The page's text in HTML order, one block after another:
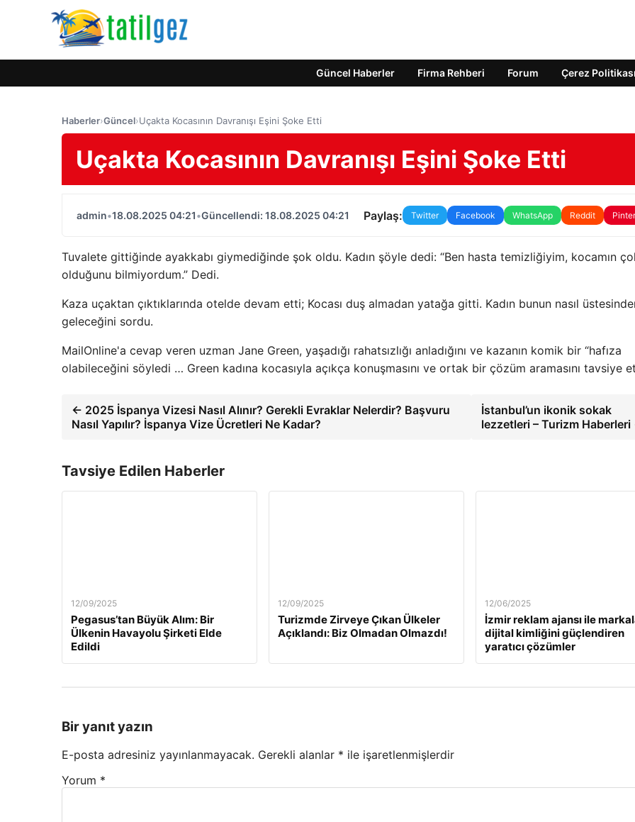
Güncel Haberler Firma Rehberi Forum Çerez Politikası
Haberler›Güncel›Uçakta Kocasının Davranışı Eşini Şoke Etti
Uçakta Kocasının Davranışı Eşini Şoke Etti
admin•18.08.2025 04:21•Güncellendi: 18.08.2025 04:21 Paylaş: Twitter Facebook WhatsApp Reddit
Tuvalete gittiğinde ayakkabı giymediğinde şok oldu. Kadın şöyle dedi: “Ben hasta temizliğiyim, kocamın
olduğunu bilmiyordum.” Dedi.
Kaza uçaktan çıktıklarında otelde devam etti; Kocası duş almadan yatağa gitti. Kadın bunun nasıl
geleceğini sordu.
MailOnline'a cevap veren uzman Jane Green, yaşadığı rahatsızlığı anladığını ve kazanın komik bir “hafıza
olabileceğini söyledi … Green kadına kocasıyla açıkça konuşmasını ve ortak bir çözüm aramasını tavsiye
← 2025 İspanya Vizesi Nasıl Alınır? Gerekli Evraklar Nelerdir? Başvuru
Nasıl Yapılır? İspanya Vize Ücretleri Ne Kadar?
İstanbul’un ikonik sokak
lezzetleri – Turizm
Tavsiye Edilen Haberler
12/09/2025
Pegasus’tan Büyük Alım: Bir
Ülkenin Havayolu Şirketi Elde
Edildi
12/09/2025
Turizmde Zirveye Çıkan Ülkeler
Açıklandı: Biz Olmadan Olmazdı!
12/06/2025
İzmir reklam ajansı ile
dijital kimliğini güçlendiren
yaratıcı çözümler
Bir yanıt yazın
E-posta adresiniz yayınlanmayacak. Gerekli alanlar * ile işaretlenmişlerdir
Yorum *